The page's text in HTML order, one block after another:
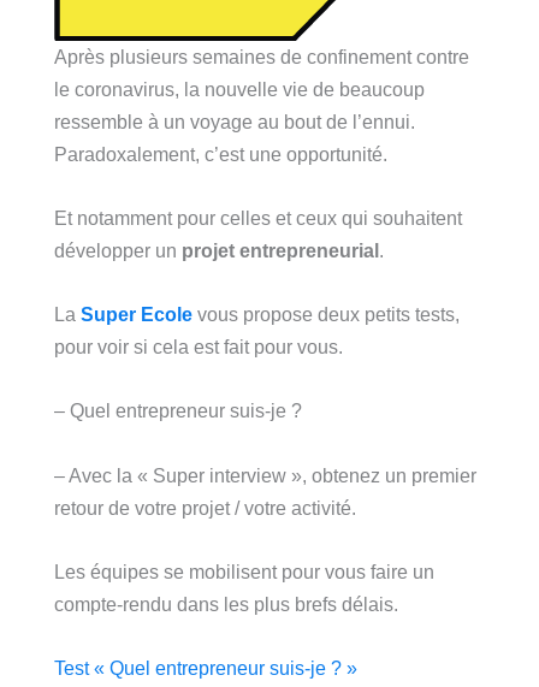
Après plusieurs semaines de confinement contre
le coronavirus, la nouvelle vie de beaucoup
ressemble à un voyage au bout de l’ennui.
Paradoxalement, c’est une opportunité.
Et notamment pour celles et ceux qui souhaitent
développer un projet entrepreneurial.
La Super Ecolevous propose deux petits tests,
pour voir si cela est fait pour vous.
– Quel entrepreneur suis-je ?
– Avec la « Super interview », obtenez un premier
retour de votre projet / votre activité.
Les équipes se mobilisent pour vous faire un
compte-rendu dans les plus brefs délais.
Test « Quel entrepreneur suis-je ? »